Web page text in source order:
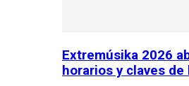
Extremúsika 2026
horarios y claves